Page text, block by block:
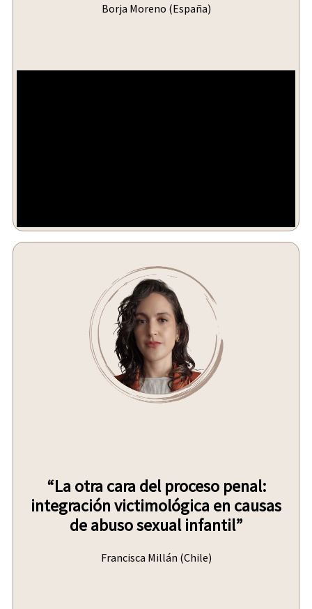
Borja Moreno (España)
“La otra cara del proceso penal:
integración victimológica en causas
de abuso sexual infantil”
Francisca Millán (Chile)